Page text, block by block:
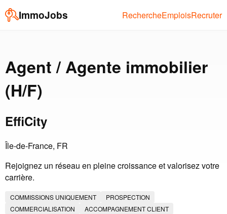
ImmoJobs RechercheEmploisRecruter
Agent / Agente immobilier
(H/F)
EffiCity
Île-de-France, FR
Rejoignez un réseau en pleine croissance et valorisez votre
carrière.
COMMISSIONS UNIQUEMENT
PROSPECTION
COMMERCIALISATION
ACCOMPAGNEMENT CLIENT